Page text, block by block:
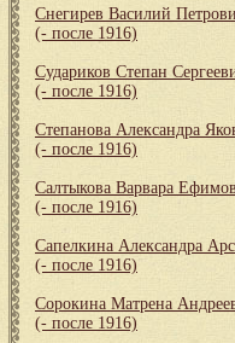
Снегирев Василий
(- после 1916)
Судариков Степан
(- после 1916)
Степанова Александра
(- после 1916)
Салтыкова Варвара
(- после 1916)
Сапелкина Александра
(- после 1916)
Сорокина Матрена
(- после 1916)